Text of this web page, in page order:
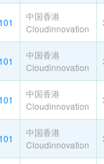
中国香港
Cloudinnovation
中国香港
Cloudinnovation
中国香港
Cloudinnovation
中国香港
Cloudinnovation